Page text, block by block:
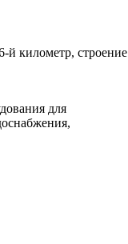
й километр,
для